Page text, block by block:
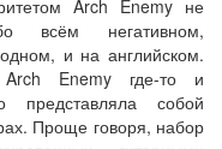
Arch Enemy не
негативном,
и на английском.
Arch Enemy где-то и
собой
Проще говоря, набор